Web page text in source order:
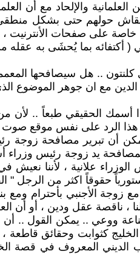
العلمانية والإلحاد مع أن
حولهم حتى بشكل منطقي ...
على صفحات الأنترنيت ،
أكتفائه بما يُحشَى به عقله
الدين مع ان جوهر الموضوع
الحقيقي طبعاً .. لأن من
هذا الرد على نفس موقع صوت
أن تبرير مصافحة زوجة
يد زوجة رئيس وزراء
الوزراء علانية ، لأننا
دستورياً حقوقاً اكثر من الرجل "
زوجة الأجنبي بأحترام ومع
، ناقصة عقل ودين ، أو
ووعي .. يمكن القول ..
كثوابت وحقائق قاطعة
المعروف في قصة